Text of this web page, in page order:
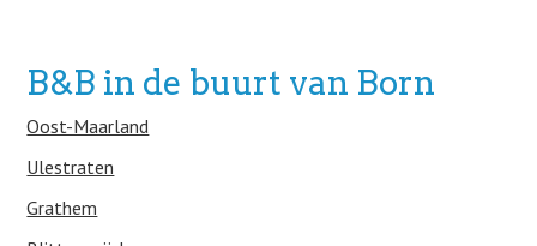
B&B in de buurt van Born
Oost-Maarland
Ulestraten
Grathem